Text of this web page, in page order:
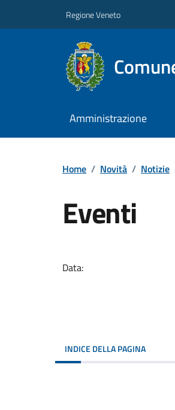
Regione Veneto
Amministrazione
Home / Novità / Notizie
Eventi
Data:
INDICE DELLA PAGINA